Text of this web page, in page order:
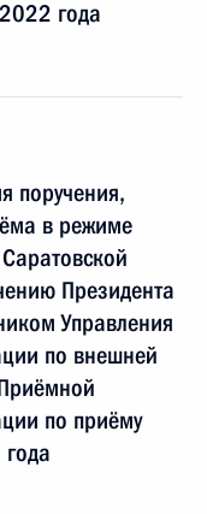
года
поручения,
в режиме
Президента
Управления
по внешней
по приёму